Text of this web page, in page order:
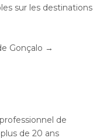
sur les destinations
Gonçalo →
de
de 20 ans